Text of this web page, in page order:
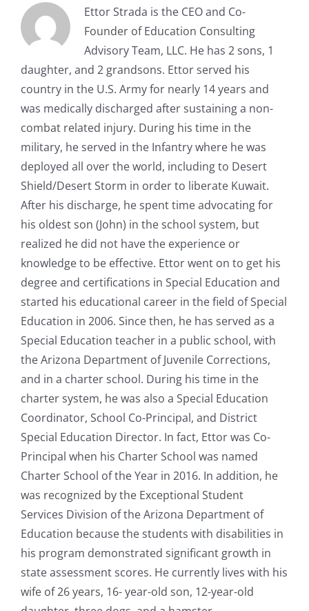
Ettor Strada is the CEO and Co-
Founder of Education Consulting
Advisory Team, LLC. He has 2 sons, 1
daughter, and 2 grandsons. Ettor served his
country in the U.S. Army for nearly 14 years and
was medically discharged after sustaining a non-
combat related injury. During his time in the
military, he served in the Infantry where he was
deployed all over the world, including to Desert
Shield/Desert Storm in order to liberate Kuwait.
After his discharge, he spent time advocating for
his oldest son (John) in the school system, but
realized he did not have the experience or
knowledge to be effective. Ettor went on to get his
degree and certifications in Special Education and
started his educational career in the field of Special
Education in 2006. Since then, he has served as a
Special Education teacher in a public school, with
the Arizona Department of Juvenile Corrections,
and in a charter school. During his time in the
charter system, he was also a Special Education
Coordinator, School Co-Principal, and District
Special Education Director. In fact, Ettor was Co-
Principal when his Charter School was named
Charter School of the Year in 2016. In addition, he
was recognized by the Exceptional Student
Services Division of the Arizona Department of
Education because the students with disabilities in
his program demonstrated significant growth in
state assessment scores. He currently lives with his
wife of 26 years, 16- year-old son, 12-year-old